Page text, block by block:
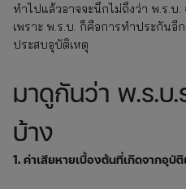
ทำไปแล้วอาจจะนึกไม่ถึงว่า พ.ร.บ
เพราะ พ.ร.บ. ก็คือการทำประกัน
ประสบอุบัติเหตุ
มาดูกันว่า พ.ร.บ
บ้าง
1. ค่าเสียหายเบื้องต้นที่เกิดจากอุบัติ